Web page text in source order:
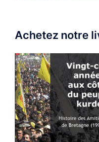
Achetez notre